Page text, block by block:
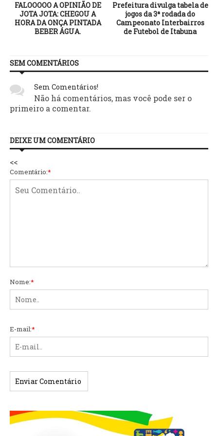
FALOOOOO A OPINIÃO DE
JOTA JOTA: CHEGOU A
HORA DA ONÇA PINTADA
BEBER ÁGUA.
Prefeitura divulga tabela de
jogos da 3ª rodada do
Campeonato Interbairros
de Futebol de Itabuna
SEM COMENTÁRIOS
Sem Comentários!
Não há comentários, mas você pode ser o
primeiro a comentar.
DEIXE UM COMENTÁRIO
<<
Comentário:*
Nome:*
E-mail:*